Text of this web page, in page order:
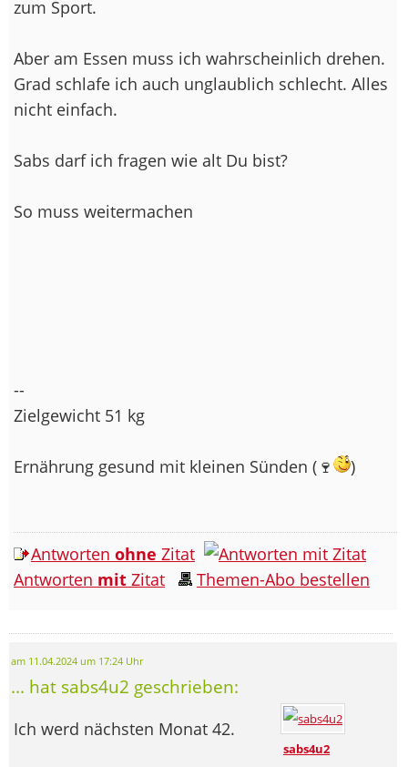
zum Sport.
Aber am Essen muss ich wahrscheinlich drehen.
Grad schlafe ich auch unglaublich schlecht. Alles
nicht einfach.
Sabs darf ich fragen wie alt Du bist?
So muss weitermachen
--
Zielgewicht 51 kg
Ernährung gesund mit kleinen Sünden (🍷 )
Antworten ohne Zitat
Antworten mit Zitat Themen-Abo bestellen
am 11.04.2024 um 17:24 Uhr
... hat sabs4u2 geschrieben:
sabs4u2
Ich werd nächsten Monat 42.